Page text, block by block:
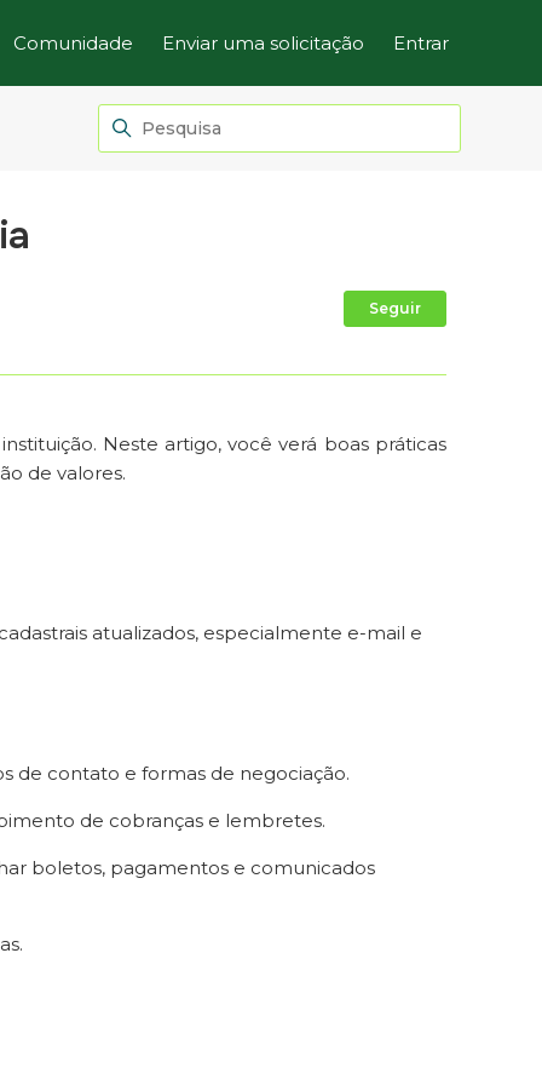
Comunidade Enviar uma solicitação Entrar
Seguir
Neste artigo, você verá boas práticas
de valores.
atualizados, especialmente e-mail e
de contato e formas de negociação.
de cobranças e lembretes.
boletos, pagamentos e comunicados